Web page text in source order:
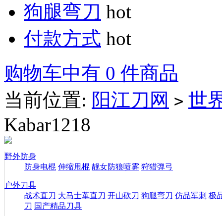
狗腿弯刀 hot
付款方式 hot
购物车中有 0 件商品
当前位置: 阳江刀网 > 世
Kabar1218
野外防身
防身电棍 伸缩甩棍 靓女防狼喷雾 狩猎弹弓
户外刀具
战术直刀 大马士革直刀 开山砍刀 狗腿弯刀 仿品军刺 极
刀 国产精品刀具